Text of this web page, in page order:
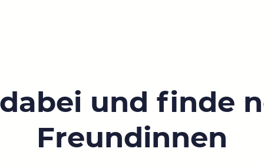
und finde
Freundinnen